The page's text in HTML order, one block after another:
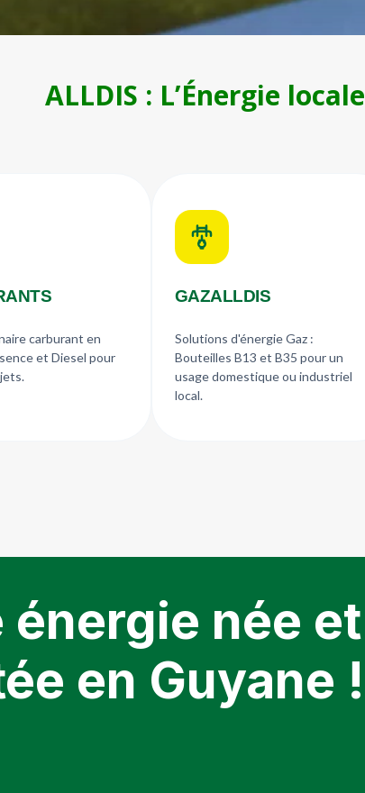
ALLDIS : L’Énergie
carburant en
et Diesel pour
GAZALLDIS
Solutions d'énergie Gaz :
Bouteilles B13 et B35 pour un
usage domestique ou industriel
local.
énergie née et
en Guyane !